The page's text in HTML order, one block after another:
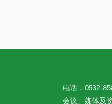
电话：0532-
会议、媒体及